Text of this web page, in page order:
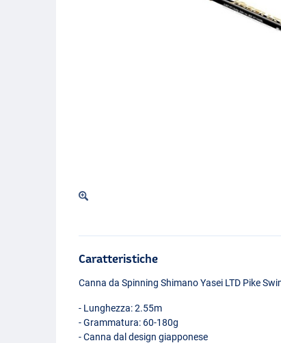
Caratteristiche
Canna da Spinning Shimano Yasei LTD Pike
- Lunghezza: 2.55m
- Grammatura: 60-180g
- Canna dal design giapponese